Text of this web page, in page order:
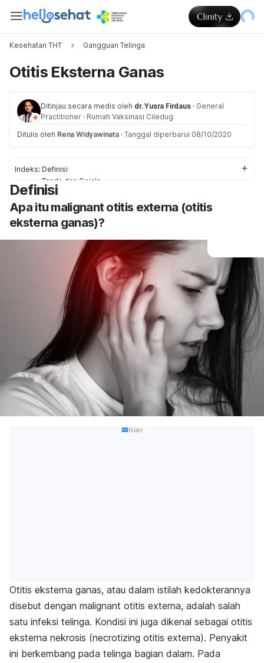
Kesehatan THT Gangguan Telinga
Otitis Eksterna Ganas
Ditinjau secara medis oleh dr. Yusra Firdaus · General
Practitioner · Rumah Vaksinasi Ciledug
Ditulis oleh Rena Widyawinata · Tanggal diperbarui 08/10/2020
Indeks: Definisi
Tanda dan Gejala
Penyebab
Faktor Risiko
Pengobatan
Pengobatan di Rumah
Definisi
Apa itu malignant otitis externa (otitis
eksterna ganas)?
Iklan
Otitis eksterna ganas, atau dalam istilah kedokterannya
disebut dengan malignant otitis externa, adalah salah
satu infeksi telinga. Kondisi ini juga dikenal sebagai otitis
eksterna nekrosis (necrotizing otitis externa). Penyakit
ini berkembang pada telinga bagian dalam. Pada